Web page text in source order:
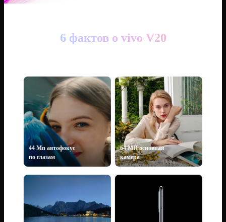
6 фактов о vivo V20
44 Мп aвтофокус
по глазам
64 МП основная
камера